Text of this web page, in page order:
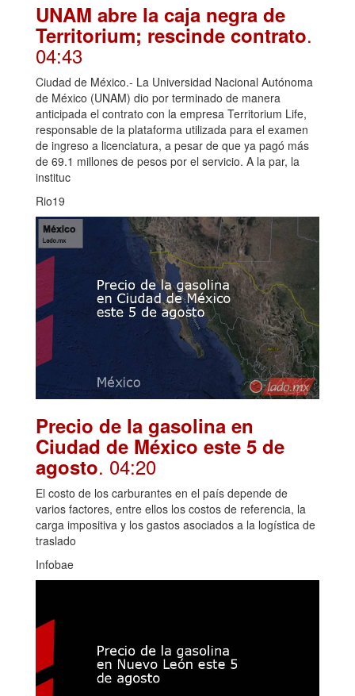
UNAM abre la caja negra de
Territorium; rescinde contrato.
04:43
Ciudad de México.- La Universidad Nacional Autónoma
de México (UNAM) dio por terminado de manera
anticipada el contrato con la empresa Territorium Life,
responsable de la plataforma utilizada para el examen
de ingreso a licenciatura, a pesar de que ya pagó más
de 69.1 millones de pesos por el servicio. A la par, la
instituc
Rio19
Precio de la gasolina en
Ciudad de México este 5 de
agosto. 04:20
El costo de los carburantes en el país depende de
varios factores, entre ellos los costos de referencia, la
carga impositiva y los gastos asociados a la logística de
traslado
Infobae